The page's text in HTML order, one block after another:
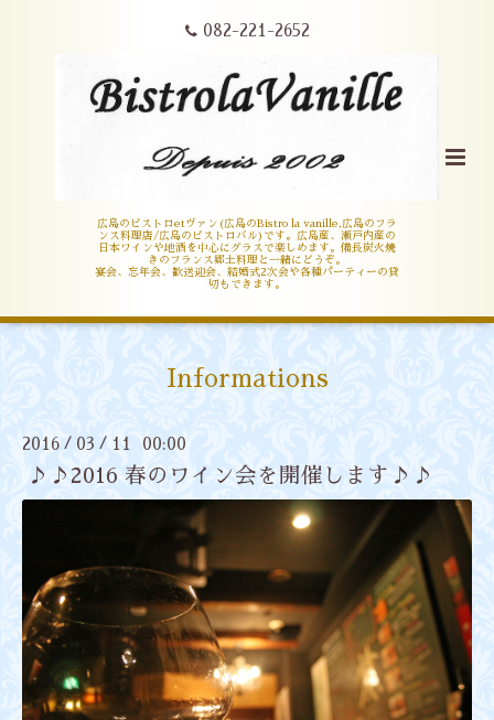
082-221-2652
広島のビストロetヴァン(広島のBistro la vanille,広島のフラ
ンス料理店/広島のビストロバル)です。広島産、瀬戸内産の
日本ワインや地酒を中心にグラスで楽しめます。備長炭火焼
きのフランス郷土料理と一緒にどうぞ。
宴会、忘年会、歓送迎会、結婚式2次会や各種パーティーの貸
切もできます。
Informations
2016 / 03 / 11 00:00
♪♪2016 春のワイン会を開催します♪♪